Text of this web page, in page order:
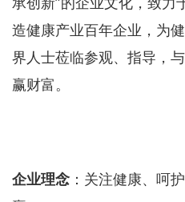
造健康产业百年企业，为
界人士莅临参观、指导，
赢财富。
企业理念 ：关注健康、呵